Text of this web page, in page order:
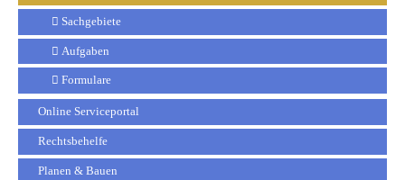
Sachgebiete
Aufgaben
Formulare
Online Serviceportal
Rechtsbehelfe
Planen & Bauen